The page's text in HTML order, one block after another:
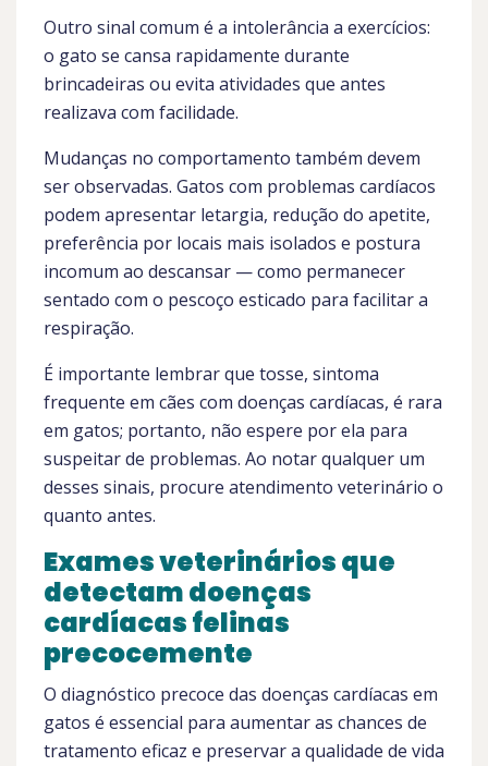
Outro sinal comum é a intolerância a exercícios:
o gato se cansa rapidamente durante
brincadeiras ou evita atividades que antes
realizava com facilidade.
Mudanças no comportamento também devem
ser observadas. Gatos com problemas cardíacos
podem apresentar letargia, redução do apetite,
preferência por locais mais isolados e postura
incomum ao descansar — como permanecer
sentado com o pescoço esticado para facilitar a
respiração.
É importante lembrar que tosse, sintoma
frequente em cães com doenças cardíacas, é rara
em gatos; portanto, não espere por ela para
suspeitar de problemas. Ao notar qualquer um
desses sinais, procure atendimento veterinário o
quanto antes.
Exames veterinários que
detectam doenças
cardíacas felinas
precocemente
O diagnóstico precoce das doenças cardíacas em
gatos é essencial para aumentar as chances de
tratamento eficaz e preservar a qualidade de vida